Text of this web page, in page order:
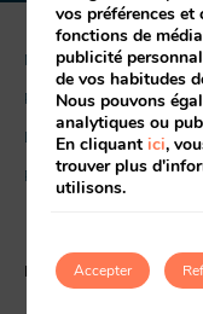
Mentions légales
Politique des cookies
Livre de réclamation
RAL
Développé par mirai
vos préférences
fonctions de
publicité
de vos habitudes
Nous pouvons
analytiques ou
En cliquantici,
trouver plus
utilisons.
Accepter